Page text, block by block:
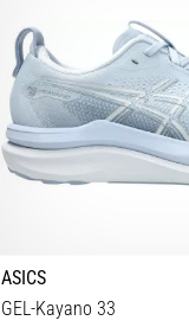
ASICS
GEL-Kayano 33